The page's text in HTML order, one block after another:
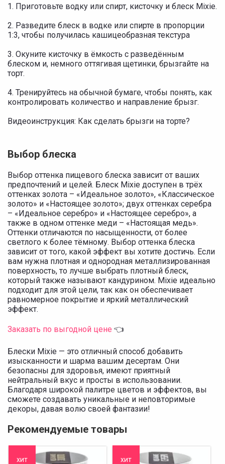
1. Приготовьте водку или спирт, кисточку и блеск Mixie.
2. Разведите блеск в водке или спирте в пропорции
1:3, чтобы получилась кашицеобразная текстура
3. Окуните кисточку в ёмкость с разведённым
блеском и, немного оттягивая щетинки, брызгайте на
торт.
4. Тренируйтесь на обычной бумаге, чтобы понять, как
контролировать количество и направление брызг.
Видеоинструкция: Как сделать брызги на торте?
Выбор блеска
Выбор оттенка пищевого блеска зависит от ваших
предпочтений и целей. Блеск Mixie доступен в трёх
оттенках золота – «Идеальное золото», «Классическое
золото» и «Настоящее золото»; двух оттенках серебра
– «Идеальное серебро» и «Настоящее серебро», а
также в одном оттенке меди – «Настоящая медь».
Оттенки отличаются по насыщенности, от более
светлого к более тëмному. Выбор оттенка блеска
зависит от того, какой эффект вы хотите достичь. Если
вам нужна плотная и однородная металлизированная
поверхность, то лучше выбрать плотный блеск,
который также называют кандурином. Mixie идеально
подходит для этой цели, так как он обеспечивает
равномерное покрытие и яркий металлический
эффект.
Заказать по выгодной цене 👈
Блески Mixie — это отличный способ добавить
изысканности и шарма вашим десертам. Они
безопасны для здоровья, имеют приятный
нейтральный вкус и просты в использовании.
Благодаря широкой палитре цветов и эффектов, вы
сможете создавать уникальные и неповторимые
декоры, давая волю своей фантазии!
Рекомендуемые товары
хит хит